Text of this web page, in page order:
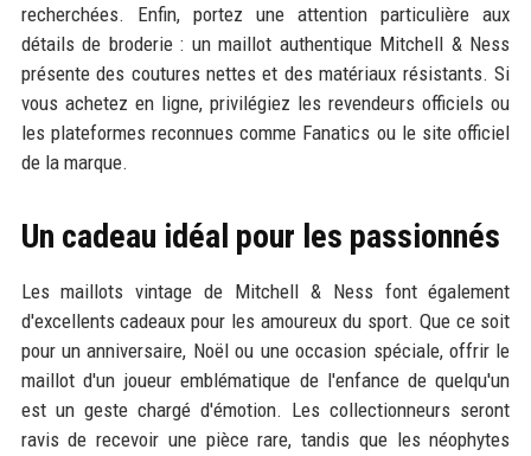
recherchées. Enfin, portez une attention particulière aux
détails de broderie : un maillot authentique Mitchell & Ness
présente des coutures nettes et des matériaux résistants. Si
vous achetez en ligne, privilégiez les revendeurs officiels ou
les plateformes reconnues comme Fanatics ou le site officiel
de la marque.
Un cadeau idéal pour les passionnés
Les maillots vintage de Mitchell & Ness font également
d'excellents cadeaux pour les amoureux du sport. Que ce soit
pour un anniversaire, Noël ou une occasion spéciale, offrir le
maillot d'un joueur emblématique de l'enfance de quelqu'un
est un geste chargé d'émotion. Les collectionneurs seront
ravis de recevoir une pièce rare, tandis que les néophytes